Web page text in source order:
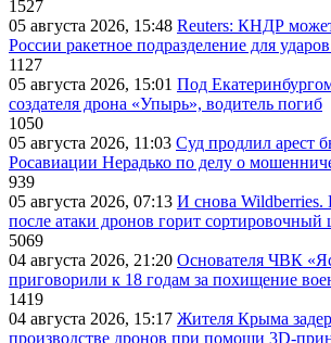
1527
05 августа 2026, 15:48 Reuters: КНДР
России ракетное подразделение для
1127
05 августа 2026, 15:01 Под
создателя дрона «Упырь», водитель погиб
1050
05 августа 2026, 11:03 Суд продлил арест
Росавиации Нерадько по делу о
939
05 августа 2026, 07:13 И снова Wildberries.
после атаки дронов горит сортировочный
5069
04 августа 2026, 21:20 Основателя ЧВК
приговорили к 18 годам за похищение
1419
04 августа 2026, 15:17 Жителя Крыма
производстве дронов при помощи